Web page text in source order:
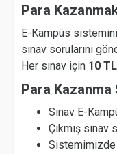
Para
E-Kampüs
sınav sorularını
Her sınav için 10 TL
Para Kazanma
Sınav E-
Çıkmış sınav
Sistemimizde